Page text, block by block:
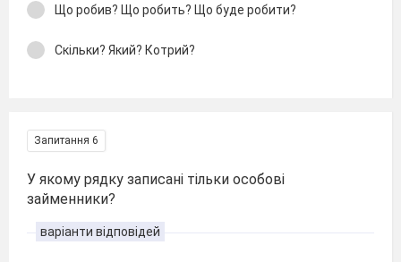
Що робив? Що робить? Що буде робити?
Скільки? Який? Котрий?
Запитання 6
У якому рядку записані тільки особові
займенники?
варіанти відповідей